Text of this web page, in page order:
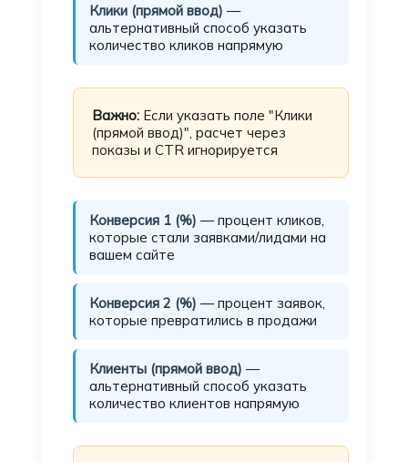
Клики (прямой ввод) —
альтернативный способ указать
количество кликов напрямую
Важно:Если указать поле "Клики
(прямой ввод)", расчет через
показы и CTR игнорируется
Конверсия 1 (%) — процент кликов,
которые стали заявками/лидами на
вашем сайте
Конверсия 2 (%) — процент заявок,
которые превратились в продажи
Клиенты (прямой ввод) —
альтернативный способ указать
количество клиентов напрямую